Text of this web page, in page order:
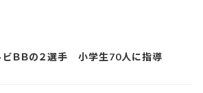
ビＢＢの２選手 小学生70人に指導